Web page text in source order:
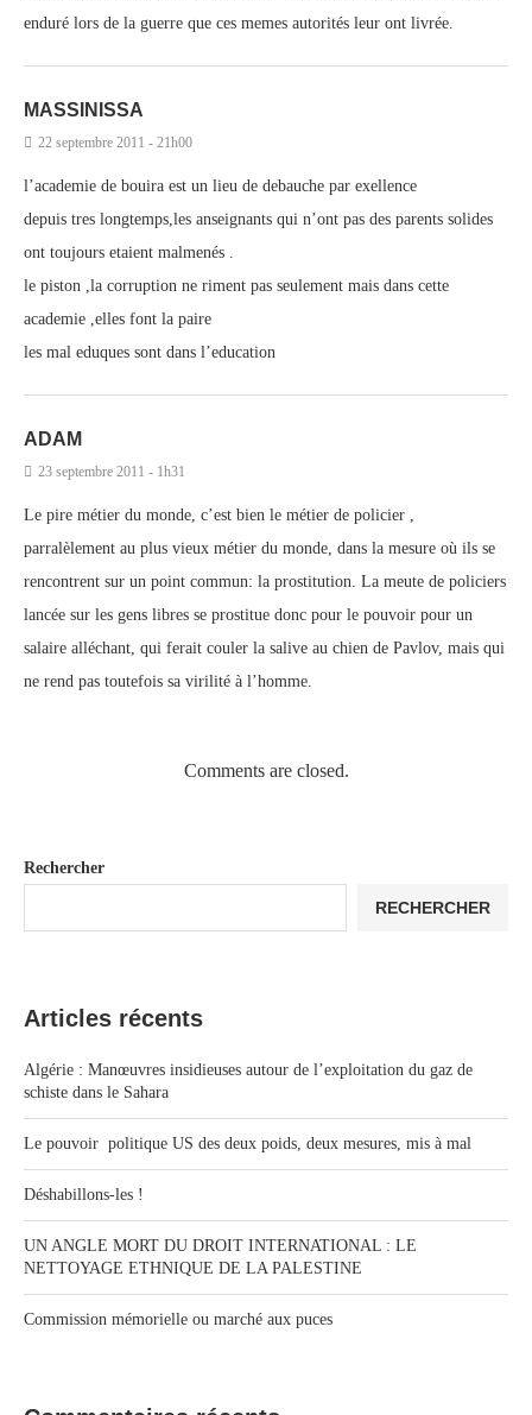
enduré lors de la guerre que ces memes autorités leur ont livrée.
MASSINISSA
22 septembre 2011 - 21h00
l’academie de bouira est un lieu de debauche par exellence
depuis tres longtemps,les anseignants qui n’ont pas des parents solides
ont toujours etaient malmenés .
le piston ,la corruption ne riment pas seulement mais dans cette
academie ,elles font la paire
les mal eduques sont dans l’education
ADAM
23 septembre 2011 - 1h31
Le pire métier du monde, c’est bien le métier de policier ,
parralèlement au plus vieux métier du monde, dans la mesure où ils se
rencontrent sur un point commun: la prostitution. La meute de policiers
lancée sur les gens libres se prostitue donc pour le pouvoir pour un
salaire alléchant, qui ferait couler la salive au chien de Pavlov, mais qui
ne rend pas toutefois sa virilité à l’homme.
Comments are closed.
Rechercher
RECHERCHER
Articles récents
Algérie : Manœuvres insidieuses autour de l’exploitation du gaz de
schiste dans le Sahara
Le pouvoir politique US des deux poids, deux mesures, mis à mal
Déshabillons-les !
UN ANGLE MORT DU DROIT INTERNATIONAL : LE
NETTOYAGE ETHNIQUE DE LA PALESTINE
Commission mémorielle ou marché aux puces